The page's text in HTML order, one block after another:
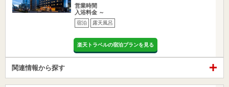
営業時間
入浴料金 ～
宿泊 露天風呂
楽天トラベルの宿泊プランを見る
関連情報から探す